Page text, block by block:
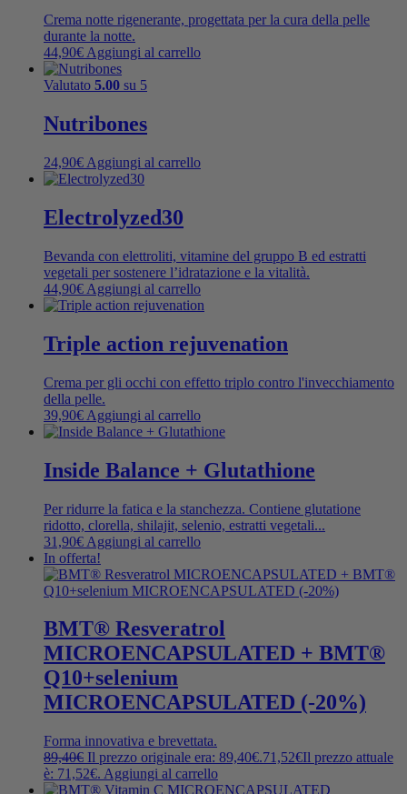
Crema notte rigenerante, progettata per la cura della pelle
durante la notte.
44,90€ Aggiungi al carrello
Valutato 5.00 su 5
Nutribones
24,90€ Aggiungi al carrello
Electrolyzed30
Bevanda con elettroliti, vitamine del gruppo B ed estratti
vegetali per sostenere l’idratazione e la vitalità.
44,90€ Aggiungi al carrello
Triple action rejuvenation
Crema per gli occhi con effetto triplo contro l'invecchiamento
della pelle.
39,90€ Aggiungi al carrello
Inside Balance + Glutathione
Per ridurre la fatica e la stanchezza. Contiene glutatione
ridotto, clorella, shilajit, selenio, estratti vegetali...
31,90€ Aggiungi al carrello
In offerta!
BMT® Resveratrol
MICROENCAPSULATED + BMT®
Q10+selenium
MICROENCAPSULATED (-20%)
Forma innovativa e brevettata.
89,40€ Il prezzo originale era: 89,40€.71,52€Il prezzo attuale
è: 71,52€. Aggiungi al carrello